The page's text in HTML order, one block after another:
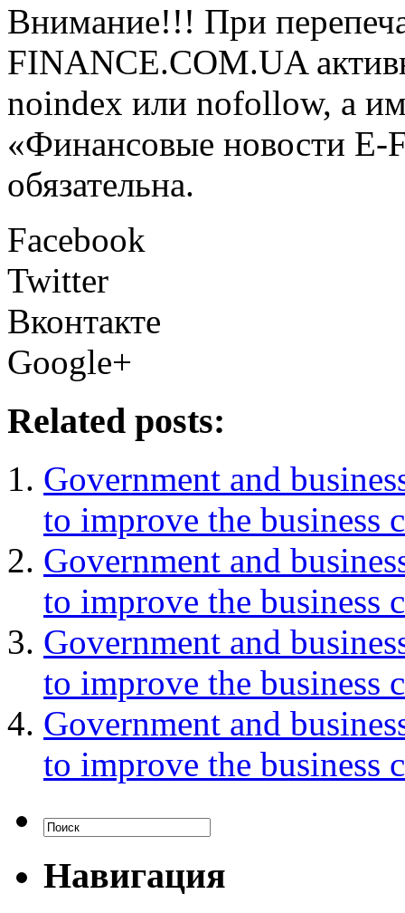
Внимание!!! При
FINANCE.COM.UA
noindex или nofollow, а
«Финансовые новости
обязательна.
Facebook
Twitter
Вконтакте
Google+
Related posts:
Government and
to improve the business
Government and
to improve the business
Government and
to improve the business
Government and
to improve the business
Навигация